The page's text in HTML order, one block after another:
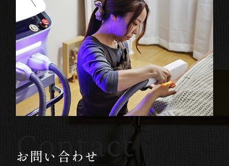
Contact
お問い合わせ